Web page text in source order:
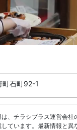
町石町92-1
は、チラシプラス運営会社
ています。最新情報と異